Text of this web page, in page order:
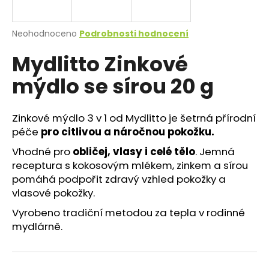
Průměrné
produktu
je
hvězdiček.
Neohodnoceno Podrobnosti hodnocení
Mydlitto Zinkové
mýdlo se sírou 20 g
Zinkové mýdlo 3 v 1 od Mydlitto je šetrná přírodní
péče pro citlivou a náročnou pokožku.
Vhodné pro obličej, vlasy i celé tělo. Jemná
receptura s kokosovým mlékem, zinkem a sírou
pomáhá podpořit zdravý vzhled pokožky a
vlasové pokožky.
Vyrobeno tradiční metodou za tepla v rodinné
mydlárně.
j
t
?
HLEDAT
D
p
o